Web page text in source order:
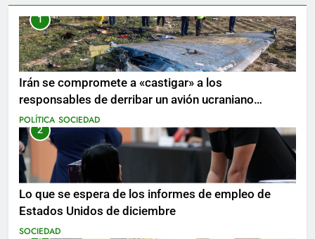
1
Irán se compromete a «castigar» a los
responsables de derribar un avión ucraniano
mientras se realizan arrestos
POLÍTICA SOCIEDAD
2
Lo que se espera de los informes de empleo de
Estados Unidos de diciembre
SOCIEDAD